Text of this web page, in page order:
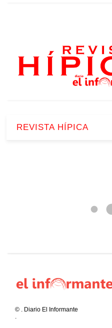
REVISTA HÍPICA
©
Diario El Informante